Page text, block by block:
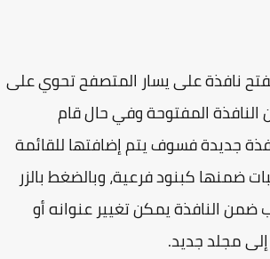
نافذة على يسار المتصفح تحوي على
المفتوحة وفي حال قام
جديدة فسوف يتم إضافتها للقائمة
ضمنها كبنود فرعية، وبالضغط بالزر
النافذة يمكن تغيير عنوانه أو
مجلد جديد.